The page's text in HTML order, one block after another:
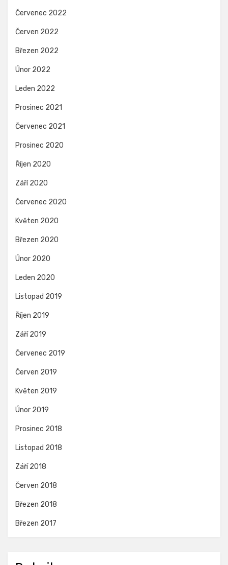
Červenec 2022
Červen 2022
Březen 2022
Únor 2022
Leden 2022
Prosinec 2021
Červenec 2021
Prosinec 2020
Říjen 2020
Září 2020
Červenec 2020
Květen 2020
Březen 2020
Únor 2020
Leden 2020
Listopad 2019
Říjen 2019
Září 2019
Červenec 2019
Červen 2019
Květen 2019
Únor 2019
Prosinec 2018
Listopad 2018
Září 2018
Červen 2018
Březen 2018
Březen 2017